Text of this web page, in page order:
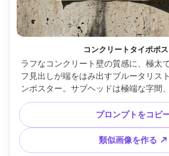
コンクリートタイポポ
ラフなコンクリート壁の質感に、極太
フ見出しが端をはみ出すブルータリス
ンポスター。サブヘッドは極端な字間
とセーフティオレンジ、オフホワイト
ールに意図的なズレ、破れた紙端、コ
ートポスター風に撮影、Sony A7IV、
クリアな影、エディトリアルモックア
4:5
プロンプトをコピ
類似画像を作る ↗